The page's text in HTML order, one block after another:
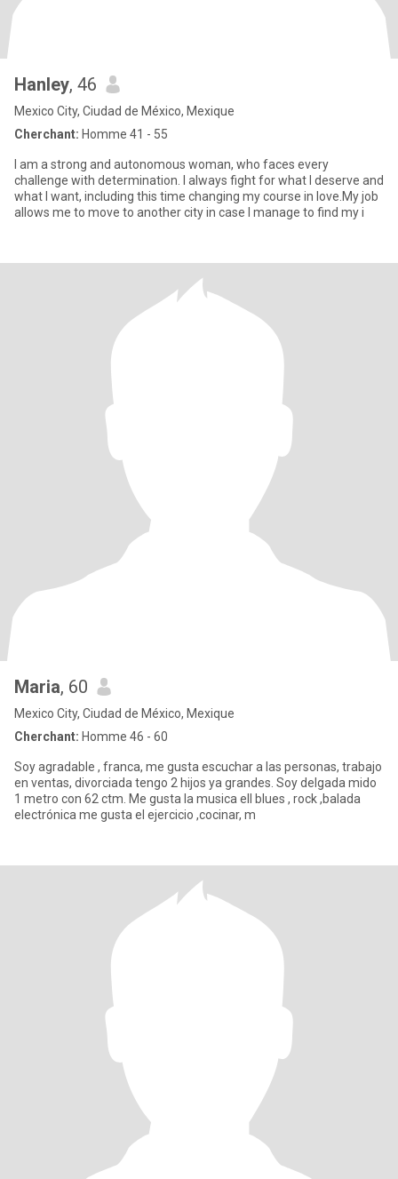
Hanley, 46
Mexico City, Ciudad de México, Mexique
Cherchant: Homme 41 - 55
I am a strong and autonomous woman, who faces every
challenge with determination. I always fight for what I deserve and
what I want, including this time changing my course in love.My job
allows me to move to another city in case I manage to find my i
Maria, 60
Mexico City, Ciudad de México, Mexique
Cherchant: Homme 46 - 60
Soy agradable , franca, me gusta escuchar a las personas, trabajo
en ventas, divorciada tengo 2 hijos ya grandes. Soy delgada mido
1 metro con 62 ctm. Me gusta la musica ell blues , rock ,balada
electrónica me gusta el ejercicio ,cocinar, m